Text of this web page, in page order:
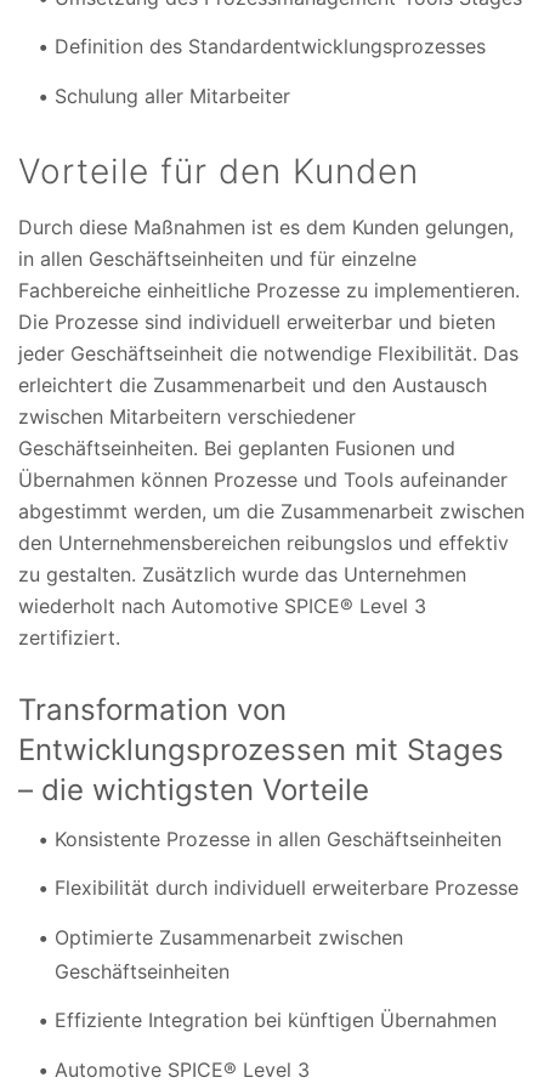
Definition des Standardentwicklungsprozesses
Schulung aller Mitarbeiter
Vorteile für den Kunden
Durch diese Maßnahmen ist es dem Kunden gelungen,
in allen Geschäftseinheiten und für einzelne
Fachbereiche einheitliche Prozesse zu implementieren.
Die Prozesse sind individuell erweiterbar und bieten
jeder Geschäftseinheit die notwendige Flexibilität. Das
erleichtert die Zusammenarbeit und den Austausch
zwischen Mitarbeitern verschiedener
Geschäftseinheiten. Bei geplanten Fusionen und
Übernahmen können Prozesse und Tools aufeinander
abgestimmt werden, um die Zusammenarbeit zwischen
den Unternehmensbereichen reibungslos und effektiv
zu gestalten. Zusätzlich wurde das Unternehmen
wiederholt nach Automotive SPICE® Level 3
zertifiziert.
Transformation von
Entwicklungsprozessen mit Stages
– die wichtigsten Vorteile
Konsistente Prozesse in allen Geschäftseinheiten
Flexibilität durch individuell erweiterbare Prozesse
Optimierte Zusammenarbeit zwischen
Geschäftseinheiten
Effiziente Integration bei künftigen Übernahmen
Automotive SPICE® Level 3